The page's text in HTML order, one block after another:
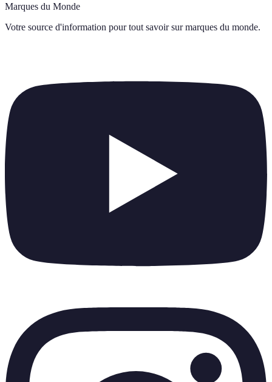
Marques du Monde
Votre source d'information pour tout savoir sur marques du monde.